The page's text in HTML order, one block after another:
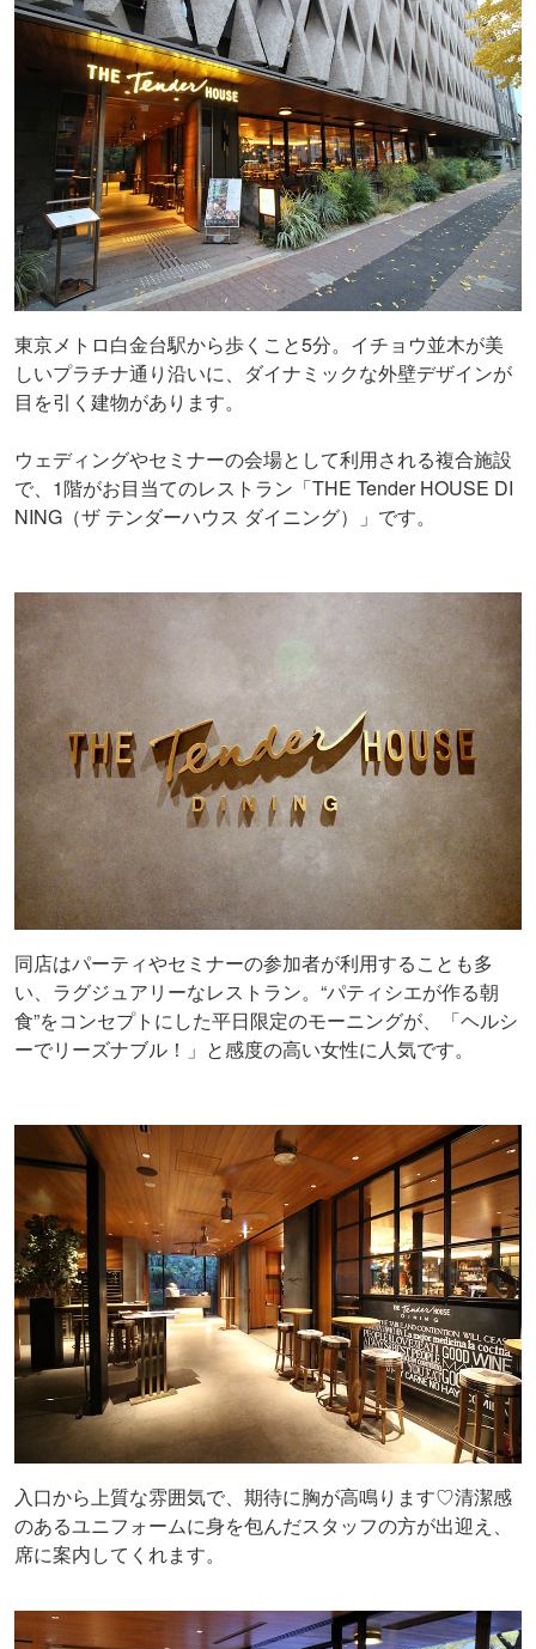
東京メトロ白金台駅から歩くこと5分。イチョウ並木が美
しいプラチナ通り沿いに、ダイナミックな外壁デザインが
目を引く建物があります。
ウェディングやセミナーの会場として利用される複合施設
で、1階がお目当てのレストラン「THE Tender HOUSE DI
NING（ザ テンダーハウス ダイニング）」です。
同店はパーティやセミナーの参加者が利用することも多
い、ラグジュアリーなレストラン。“パティシエが作る朝
食”をコンセプトにした平日限定のモーニングが、「ヘルシ
ーでリーズナブル！」と感度の高い女性に人気です。
入口から上質な雰囲気で、期待に胸が高鳴ります♡清潔感
のあるユニフォームに身を包んだスタッフの方が出迎え、
席に案内してくれます。